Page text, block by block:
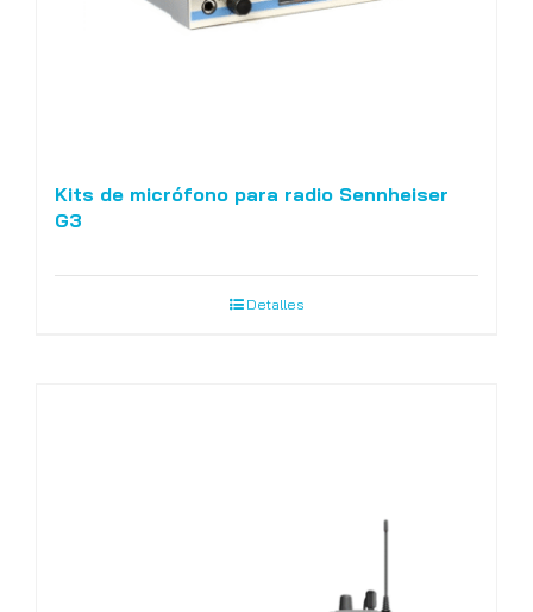
Kits de micrófono para radio Sennheiser
G3
Detalles